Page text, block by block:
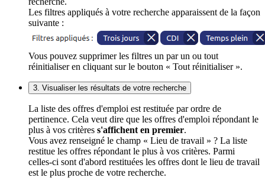
Les filtres appliqués à votre recherche apparaissent de la façon
suivante :
Vous pouvez supprimer les filtres un par un ou tout
réinitialiser en cliquant sur le bouton « Tout réinitialiser ».
3. Visualiser les résultats de votre recherche
La liste des offres d'emploi est restituée par ordre de
pertinence. Cela veut dire que les offres d'emploi répondant le
plus à vos critères s'affichent en premier.
Vous avez renseigné le champ « Lieu de travail » ? La liste
restitue les offres répondant le plus à vos critères. Parmi
celles-ci sont d'abord restituées les offres dont le lieu de travail
est le plus proche de votre recherche.